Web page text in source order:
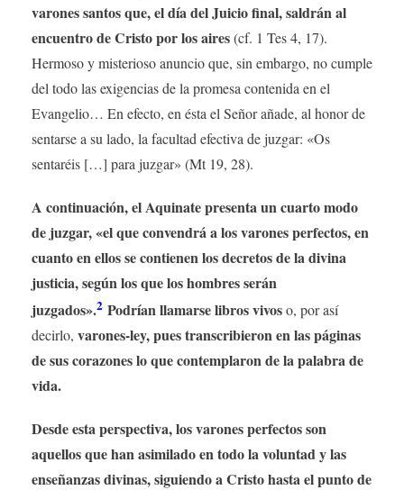
varones santos que, el día del Juicio final, saldrán al
encuentro de Cristo por los aires(cf. 1 Tes 4, 17).
Hermoso y misterioso anuncio que, sin embargo, no cumple
del todo las exigencias de la promesa contenida en el
Evangelio… En efecto, en ésta el Señor añade, al honor de
sentarse a su lado, la facultad efectiva de juzgar: «Os
sentaréis […] para juzgar» (Mt 19, 28).
A continuación, el Aquinate presenta un cuarto modo
de juzgar, «el que convendrá a los varones perfectos, en
cuanto en ellos se contienen los decretos de la divina
justicia, según los que los hombres serán
juzgados».2 Podrían llamarse libros vivoso, por así
decirlo, varones-ley, pues transcribieron en las páginas
de sus corazones lo que contemplaron de la palabra de
vida.
Desde esta perspectiva, los varones perfectos son
aquellos que han asimilado en todo la voluntad y las
enseñanzas divinas, siguiendo a Cristo hasta el punto de